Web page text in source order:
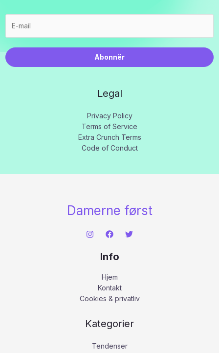
Abonnër
Legal
Privacy Policy
Terms of Service
Extra Crunch Terms
Code of Conduct
Damerne først
Info
Hjem
Kontakt
Cookies & privatliv
Kategorier
Tendenser